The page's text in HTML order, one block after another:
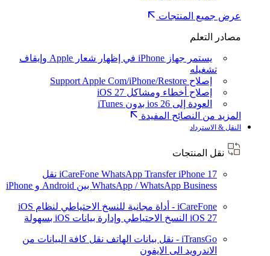
عرض جميع المنتجات
مصادر التعلم
يستمر جهاز iPhone في إظهار شعار Apple وإيقاف
تشغيله
إصلاح Support Apple Com/iPhone/Restore
إصلاح أخطاء ومشاكل iOS 27
العودة إلى ios 26 بدون iTunes
المزيد من النصائح المفيدة
النقل & الاسترداد
نقل المنتجات
iCareFone WhatsApp TransferiPhone 17
نقل
WhatsApp / WhatsApp Business بين Android و iPhone
iCareFone - أداة مجانية للنسخ الاحتياطي لنظام iOS
iOS 27 النسخ الاحتياطي وإدارة بيانات iOS بسهولة
iTransGo - نقل بيانات الهاتف
نقل كافة البيانات من
الاندرويد الى الايفون